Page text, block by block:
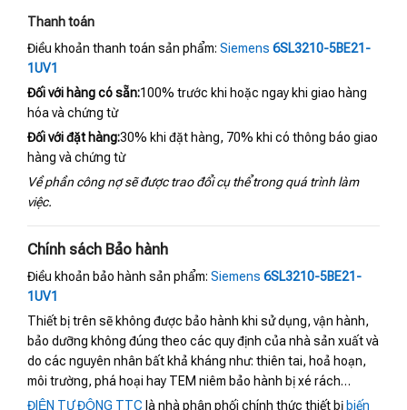
Thanh toán
Điều khoản thanh toán sản phẩm: Siemens 6SL3210-5BE21-
1UV1
Đối với hàng có sẵn:100% trước khi hoặc ngay khi giao hàng
hóa và chứng từ
Đối với đặt hàng:30% khi đặt hàng, 70% khi có thông báo giao
hàng và chứng từ
Về phần công nợ sẽ được trao đổi cụ thể trong quá trình làm
việc.
Chính sách Bảo hành
Điều khoản bảo hành sản phẩm: Siemens 6SL3210-5BE21-
1UV1
Thiết bị trên sẽ không được bảo hành khi sử dụng, vận hành,
bảo dưỡng không đúng theo các quy định của nhà sản xuất và
do các nguyên nhân bất khả kháng như: thiên tai, hoả hoạn,
môi trường, phá hoại hay TEM niêm bảo hành bị xé rách…
ĐIỆN TỰ ĐỘNG TTC là nhà phân phối chính thức thiết bị biến